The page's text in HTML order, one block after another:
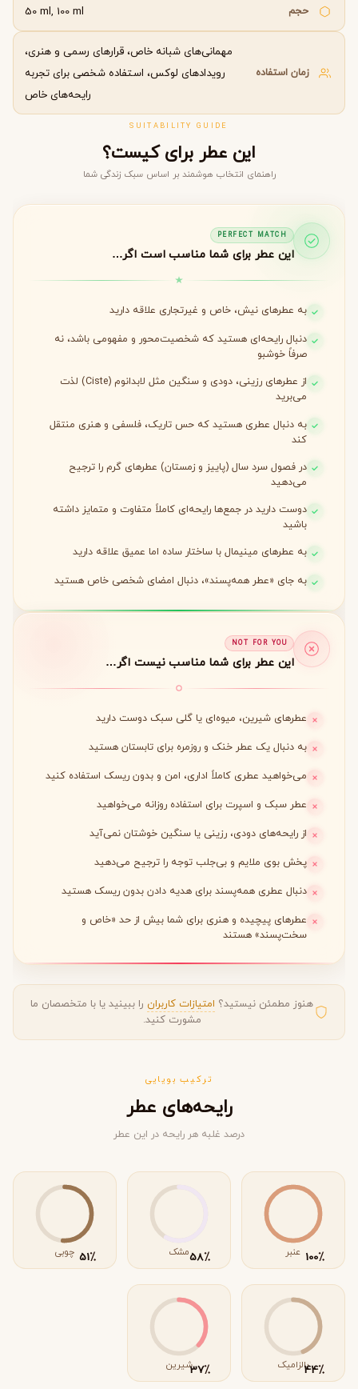
حجم 50 ml, 100 ml
زمان استفاده
مهمانی‌های شبانه خاص، قرارهای رسمی و هنری،
رویدادهای لوکس، استفاده شخصی برای تجربه
رایحه‌های خاص
SUITABILITY GUIDE
این عطر برای کیست؟
راهنمای انتخاب هوشمند بر اساس سبک زندگی شما
PERFECT MATCH
این عطر برای شما مناسب است اگر…
به عطرهای نیش، خاص و غیرتجاری علاقه دارید
دنبال رایحه‌ای هستید که شخصیت‌محور و مفهومی باشد، نه
صرفاً خوشبو
از عطرهای رزینی، دودی و سنگین مثل لابدانوم (Ciste) لذت
می‌برید
به دنبال عطری هستید که حس تاریک، فلسفی و هنری منتقل
کند
در فصول سرد سال (پاییز و زمستان) عطرهای گرم را ترجیح
می‌دهید
دوست دارید در جمع‌ها رایحه‌ای کاملاً متفاوت و متمایز داشته
باشید
به عطرهای مینیمال با ساختار ساده اما عمیق علاقه دارید
به جای «عطر همه‌پسند»، دنبال امضای شخصی خاص هستید
NOT FOR YOU
این عطر برای شما مناسب نیست اگر…
عطرهای شیرین، میوه‌ای یا گلی سبک دوست دارید
به دنبال یک عطر خنک و روزمره برای تابستان هستید
می‌خواهید عطری کاملاً اداری، امن و بدون ریسک استفاده کنید
عطر سبک و اسپرت برای استفاده روزانه می‌خواهید
از رایحه‌های دودی، رزینی یا سنگین خوشتان نمی‌آید
پخش بوی ملایم و بی‌جلب توجه را ترجیح می‌دهید
دنبال عطری همه‌پسند برای هدیه دادن بدون ریسک هستید
عطرهای پیچیده و هنری برای شما بیش از حد «خاص و
سخت‌پسند» هستند
هنوز مطمئن نیستید؟ امتیازات کاربران را ببینید یا با متخصصان ما
مشورت کنید.
ترکیب بویایی
رایحه‌های عطر
درصد غلبه هر رایحه در این عطر
٪100 عنبر ٪58مشک ٪51 چوبی
٪44بالزامیک ٪37شیرین